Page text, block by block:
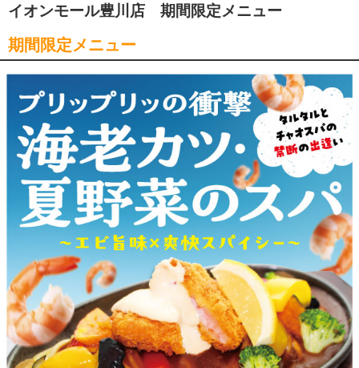
イオンモール豊川店 期間限定メニュー
期間限定メニュー